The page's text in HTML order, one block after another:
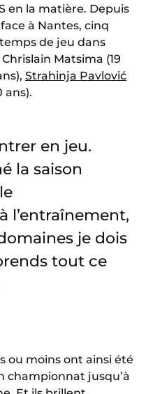
en la matière. Depuis
à Nantes, cinq
de jeu dans
Chrislain Matsima (19
Strahinja Pavlović
ans).
en jeu.
la saison
l’entraînement,
je dois
tout ce
ou moins ont ainsi été
championnat jusqu’à